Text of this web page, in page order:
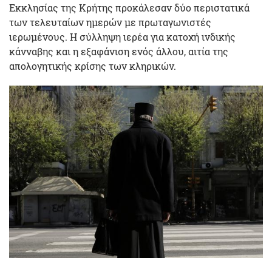
Εκκλησίας της Κρήτης προκάλεσαν δύο περιστατικά
των τελευταίων ημερών με πρωταγωνιστές
ιερωμένους. Η σύλληψη ιερέα για κατοχή ινδικής
κάνναβης και η εξαφάνιση ενός άλλου, αιτία της
απολογητικής κρίσης των κληρικών.